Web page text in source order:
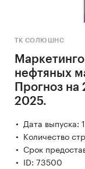
ТК СОЛЮШНС
нефтяных
Прогноз
2025.
Дата выпуска:
Количество
Срок
ID: 73500